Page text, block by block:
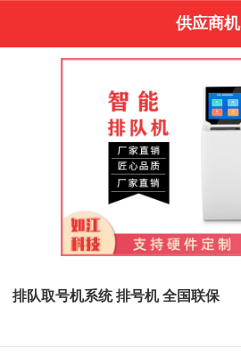
供应商机
排队取号机系统 排号机 全国联保